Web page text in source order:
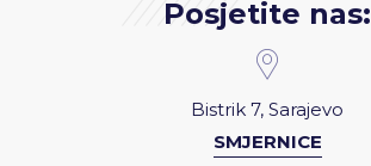
Posjetite nas:
Bistrik 7, Sarajevo
SMJERNICE